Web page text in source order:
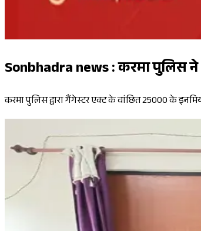
Sonbhadra news : करमा पुलिस
करमा पुलिस द्वारा गैंगेस्टर एक्ट के वांछित ₹25000 के